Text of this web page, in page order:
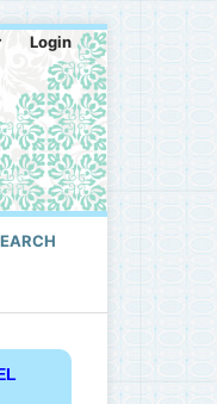
Login